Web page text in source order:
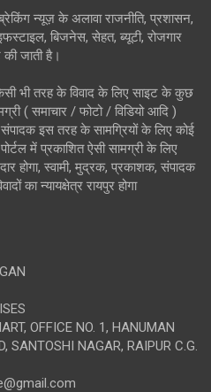
न्यूज़ के अलावा राजनीति, प्रशासन,
बिजनेस, सेहत, ब्यूटी, रोजगार
जाती है।
भी तरह के विवाद के लिए साइट के कुछ
( समाचार / फोटो / विडियो आदि )
इस तरह के सामग्रियों के लिए कोई
में प्रकाशित ऐसी सामग्री के लिए
होगा, स्वामी, मुद्रक, प्रकाशक, संपादक
का न्यायक्षेत्र रायपुर होगा
OFFICE NO. 1, HANUMAN
SANTOSHI NAGAR, RAIPUR C.G.